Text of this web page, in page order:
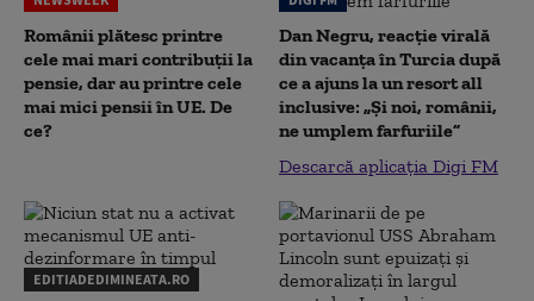
Românii plătesc printre
cele mai mari contribuții la
pensie, dar au printre cele
mai mici pensii în UE. De
ce?
Dan Negru, reacție virală
din vacanța în Turcia după
ce a ajuns la un resort all
inclusive: „Și noi, românii,
ne umplem farfuriile”
Descarcă aplicația Digi FM
EDITIADEDIMINEATA.RO